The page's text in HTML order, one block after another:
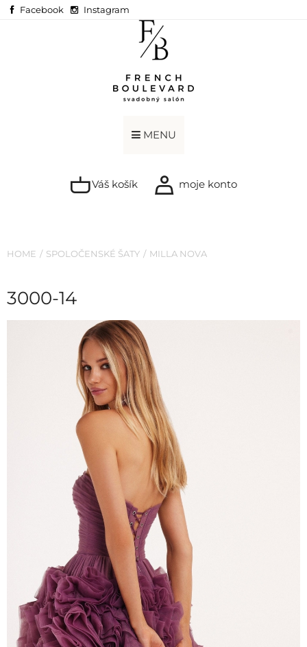
Facebook Instagram
MENU
Váš košík moje konto
HOME SPOLOČENSKÉ ŠATY MILLA NOVA
3000-14